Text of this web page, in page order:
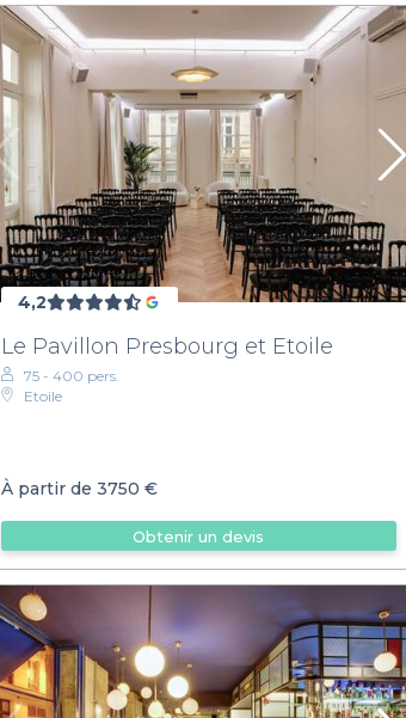
4,2
Le Pavillon Presbourg et Etoile
75 - 400 pers.
Etoile
À partir de 3750 €
Obtenir un devis